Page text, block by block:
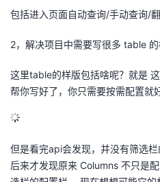
藏
包括进入页面自动查询/手动查询/
2，解决项目中需要写很多 table
这里table的样版包括啥呢？就是
帮你写好了，你只需要按需配置就
但是看完api会发现，并没有筛选栏
后来才发现原来 Columns 不只是